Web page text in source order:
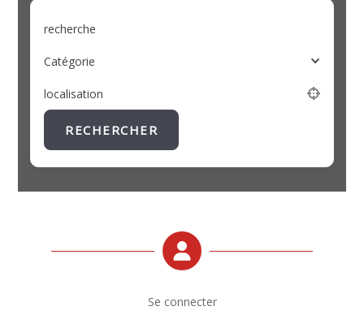
recherche
Catégorie
localisation
RECHERCHER
Se connecter